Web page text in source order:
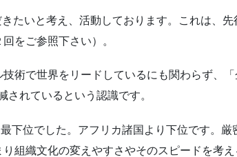
たいと考え、活動しております。これは、先
をご参照下さい）。
術で世界をリードしているにも関わらず、
れているという認識です。
位でした。アフリカ諸国より下位です。厳
組織⽂化の変えやすさやそのスピードを考